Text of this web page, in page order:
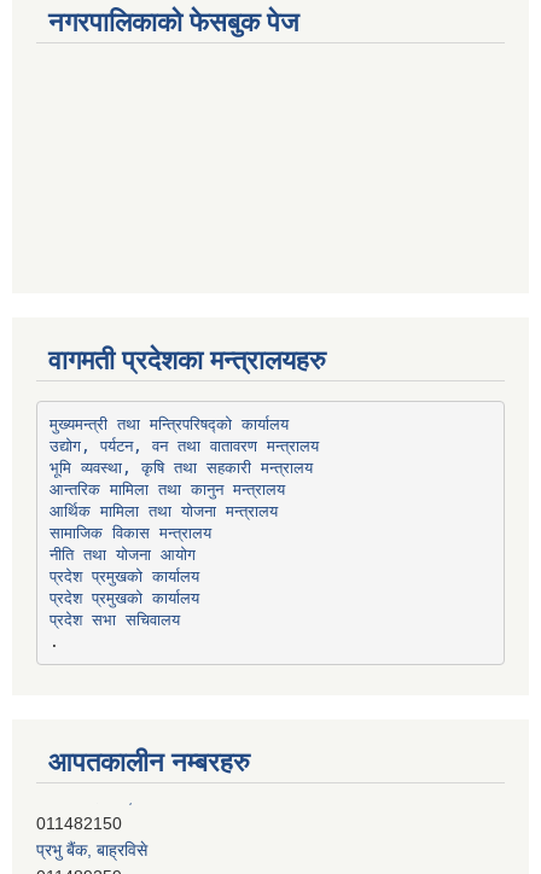
नगरपालिकाको फेसबुक पेज
वागमती प्रदेशका मन्त्रालयहरु
मुख्यमन्त्री तथा मन्त्रिपरिषद्को कार्यालय
उद्योग, पर्यटन, वन तथा वातावरण मन्त्रालय
भूमि व्यवस्था, कृषि तथा सहकारी मन्त्रालय
आन्तरिक मामिला तथा कानुन मन्त्रालय
आर्थिक मामिला तथा योजना मन्त्रालय
सामाजिक विकास मन्त्रालय
नीति तथा योजना आयोग
प्रदेश प्रमुखको कार्यालय
प्रदेश प्रमुखको कार्यालय
प्रदेश सभा सचिवालय
आपतकालीन नम्बरहरु
प्रभु बैंक, बाह्रविसे
011489259
हिमालयन बैंक, बाह्रविसे